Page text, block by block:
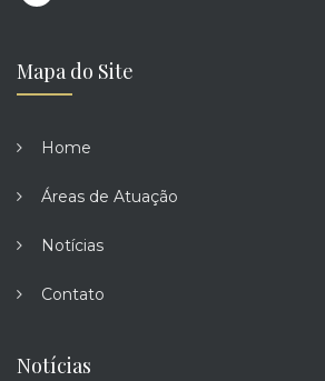
Mapa do Site
Home
Áreas de Atuação
Notícias
Contato
Notícias